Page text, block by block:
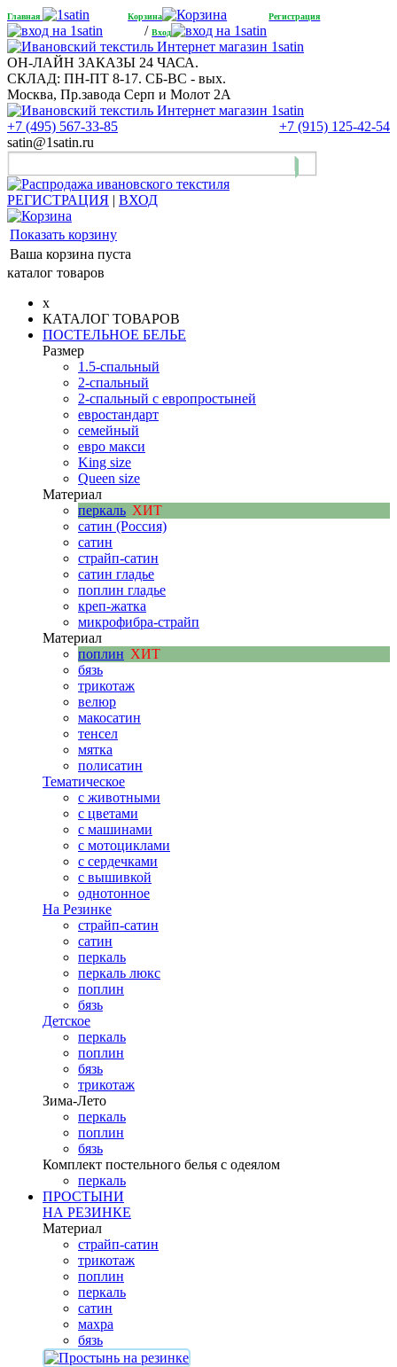
Главная Корзина Регистрация
/Вход
ОН-ЛАЙН ЗАКАЗЫ 24 ЧАСА.
СКЛАД: ПН-ПТ 8-17. СБ-ВС - вых.
Москва, Пр.завода Серп и Молот 2А
+7 (495) 567-33-85
+7 (915) 125-42-54
satin@1satin.ru
РЕГИСТРАЦИЯ | ВХОД
Показать корзину
Ваша корзина пуста
каталог товаров
x
КАТАЛОГ ТОВАРОВ
ПОСТЕЛЬНОЕ БЕЛЬЕ
Размер
1.5-спальный
2-спальный
2-спальный с европростыней
евростандарт
семейный
евро макси
King size
Queen size
Материал
перкаль ХИТ
сатин (Россия)
сатин
страйп-сатин
сатин гладье
поплин гладье
креп-жатка
микрофибра-страйп
Материал
поплин ХИТ
бязь
трикотаж
велюр
макосатин
тенсел
мятка
полисатин
Тематическое
с животными
с цветами
с машинами
с мотоциклами
с сердечками
с вышивкой
однотонное
На Резинке
страйп-сатин
сатин
перкаль
перкаль люкс
поплин
бязь
Детское
перкаль
поплин
бязь
трикотаж
Зима-Лето
перкаль
поплин
бязь
Комплект постельного белья с одеялом
перкаль
ПРОСТЫНИ
НА РЕЗИНКЕ
Материал
страйп-сатин
трикотаж
поплин
перкаль
сатин
махра
бязь